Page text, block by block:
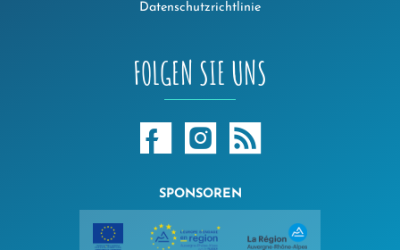
Datenschutzrichtlinie
FOLGEN SIE UNS
SPONSOREN